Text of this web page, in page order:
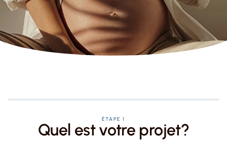
ÉTAPE 1
Quel est votre projet?